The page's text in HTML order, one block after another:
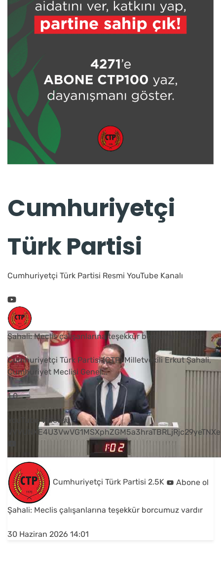
Cumhuriyetçi
Türk Partisi
Cumhuriyetçi Türk Partisi Resmi YouTube Kanalı
Şahali: Meclis çalışanlarına teşekkür borcumuz vardır
Cumhuriyetçi Türk Partisi (CTP) Milletvekili Erkut Şahali,
Cumhuriyet Meclisi Genel...
1 0
YouTube Videosu
Cumhuriyetçi Türk Partisi 2.5K Abone ol
Şahali: Meclis çalışanlarına teşekkür borcumuz vardır
30 Haziran 2026 14:01